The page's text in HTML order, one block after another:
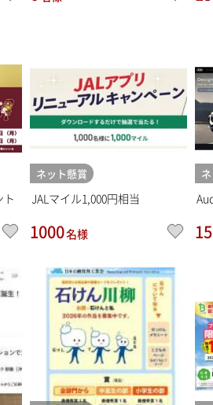
ネット懸賞
JALマイル1,000円相当
1000名様 15